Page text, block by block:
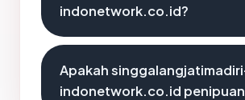
indonetwork.co.id?
Apakah
indonetwork.co.id